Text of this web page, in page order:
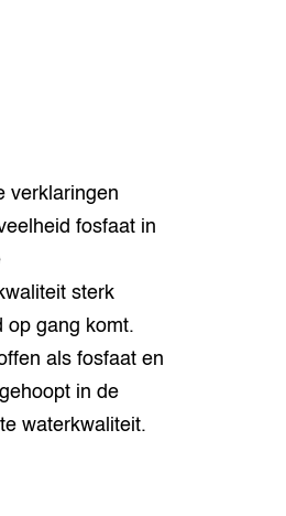
verklaringen
fosfaat in
sterk
op gang komt.
als fosfaat en
in de
waterkwaliteit.